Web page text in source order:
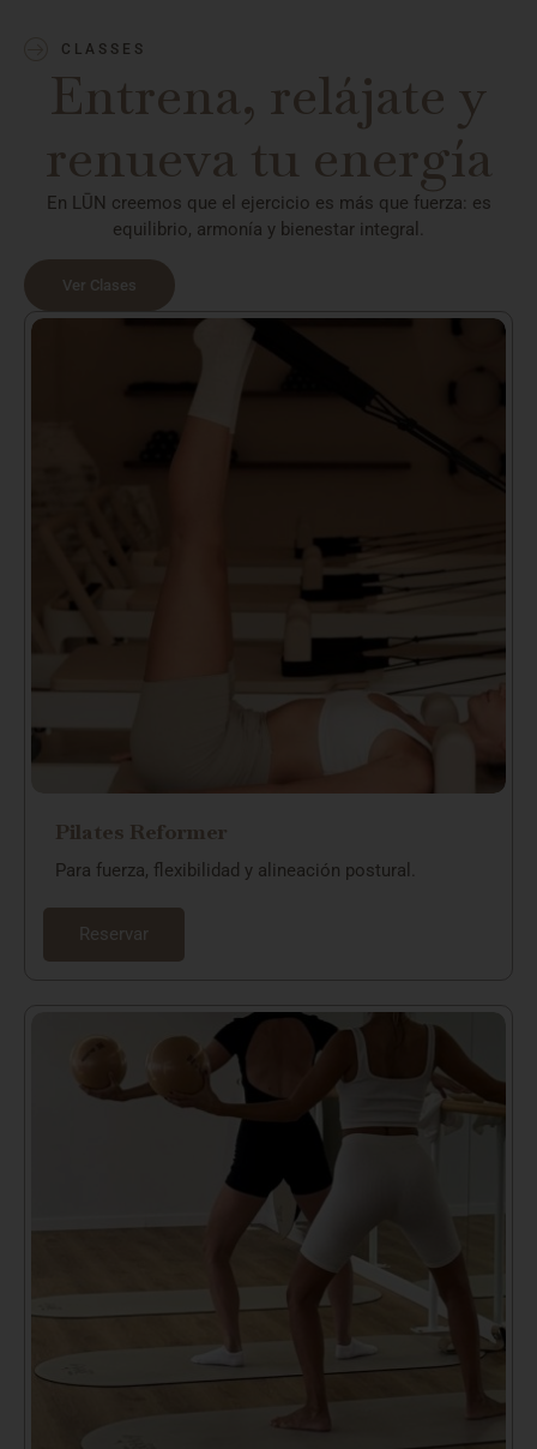
CLASSES
Entrena, relájate y
renueva tu energía
En LŪN creemos que el ejercicio es más que fuerza: es
equilibrio, armonía y bienestar integral.
Ver Clases
Pilates Reformer
Para fuerza, flexibilidad y alineación postural.
Reservar